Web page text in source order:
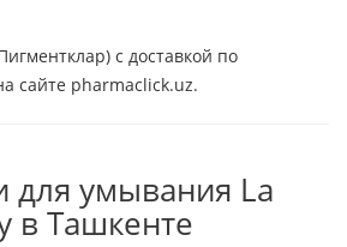
с доставкой по
сайте pharmaclick.uz.
для умывания La
в Ташкенте